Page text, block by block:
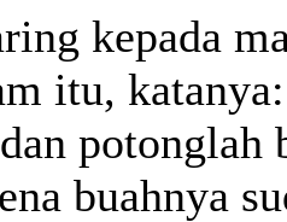
kepada
itu,
potonglah
buahnya